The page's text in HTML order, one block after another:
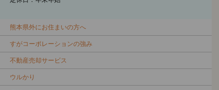
熊本県外にお住まいの方へ
すがコーポレーションの強み
不動産売却サービス
ウルかり